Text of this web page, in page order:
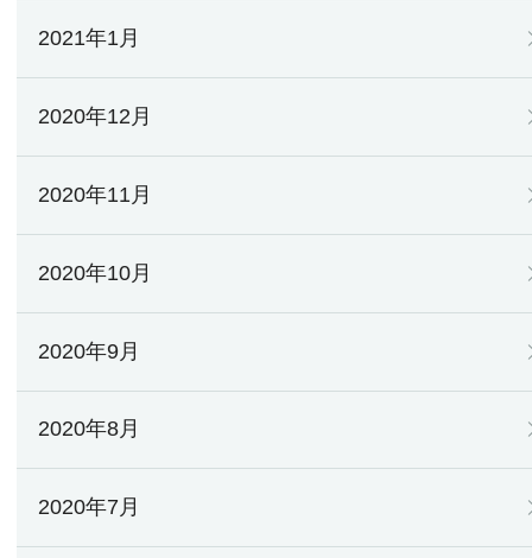
2021年1月
2020年12月
2020年11月
2020年10月
2020年9月
2020年8月
2020年7月